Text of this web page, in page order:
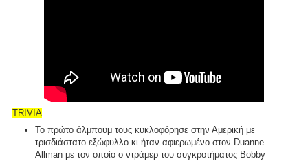
TRIVIA
Το πρώτο άλμπουμ τους κυκλοφόρησε στην Αμερική με
τρισδιάστατο εξώφυλλο κι ήταν αφιερωμένο στον Duanne
Allman με τον οποίο ο ντράμερ του συγκροτήματος Bobby